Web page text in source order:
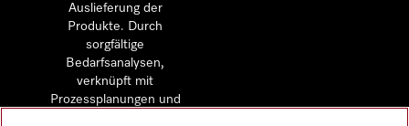
Auslieferung der
Produkte. Durch
sorgfältige
Bedarfsanalysen,
verknüpft mit
Prozessplanungen und